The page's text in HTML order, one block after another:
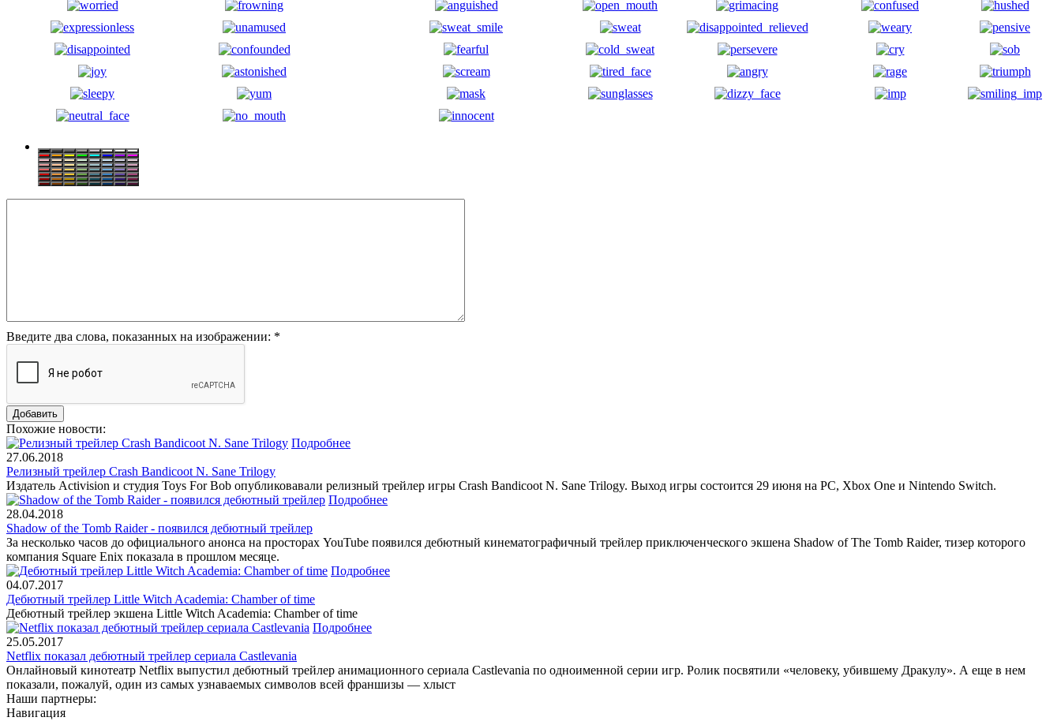
Введите два слова, показанных на изображении: *
Похожие новости:
Подробнее
27.06.2018
Релизный трейлер Crash Bandicoot N. Sane Trilogy
Издатель Activision и студия Toys For Bob опубликовавали релизный трейлер игры Crash Bandicoot N. Sane Trilogy. Выход игры состоится 29 июня на PC, Xbox One и Nintendo Switch.
Подробнее
28.04.2018
Shadow of the Tomb Raider - появился дебютный трейлер
За несколько часов до официального анонса на просторах YouTube появился дебютный кинематографичный трейлер приключенческого экшена Shadow of The Tomb Raider, тизер которого
компания Square Enix показала в прошлом месяце.
Подробнее
04.07.2017
Дебютный трейлер Little Witch Academia: Chamber of time
Дебютный трейлер экшена Little Witch Academia: Chamber of time
Подробнее
25.05.2017
Netflix показал дебютный трейлер сериала Castlevania
Онлайновый кинотеатр Netflix выпустил дебютный трейлер анимационного сериала Castlevania по одноименной серии игр. Ролик посвятили «человеку, убившему Дракулу». А еще в нем
показали, пожалуй, один из самых узнаваемых символов всей франшизы — хлыст
Наши партнеры:
Навигация